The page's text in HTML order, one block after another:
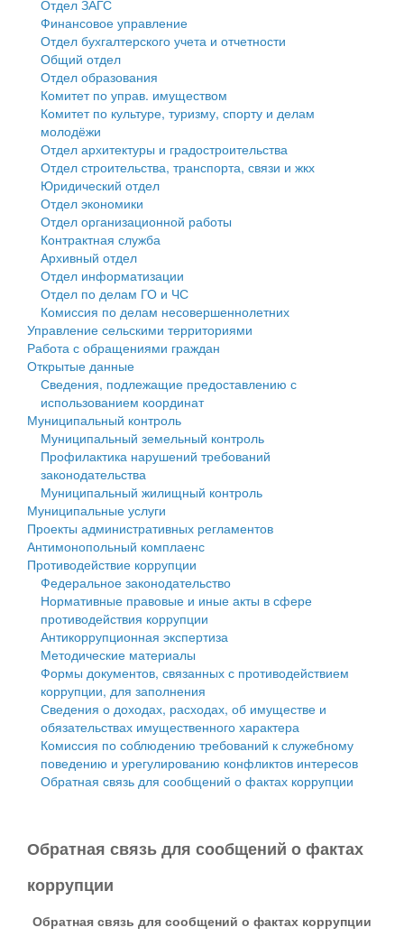
Государственные услуги
Промышленность и АПК
Экономика и бизнес
Символика
Устав
Гостям округа
Туризм
Культура
Образование
Здравоохранение
Социальная защита
Фотоальбом
муниципального округа Тверской области
Администрация Кашинского муниципального округа
Тверской области
Управление сельскими территориями
Открытые данные
Работа с обращениями граждан
Муниципальный контроль
Муниципальные услуги
Проекты административных регламентов
Антимонопольный комплаенс
Противодействие коррупции
Финансовое управление
Бюджет для граждан
Имущество
Выявление правообладателей ранее учтенных
объектов недвижимости
Имущественная поддержка субъектов малого и
среднего предпринимательства
Информационная поддержка субъектов малого и
среднего предпринимательства
Муниципальные программы
Контрольно-счетная палата
Персональные данные
Оценка регулирующего воздействия
Деятельность МУ
Нормативы градостроительного проектирования
Правила землепользования и застройки
Генеральные планы
Проекты планировки территории
Собрание депутатов
Городское поселение
Сельские поселения
Отдел ЗАГС
Финансовое управление
Отдел бухгалтерского учета и отчетности
Общий отдел
Отдел образования
Комитет по управ. имуществом
Комитет по культуре, туризму, спорту и делам
молодёжи
Отдел архитектуры и градостроительства
Отдел строительства, транспорта, связи и жкх
Юридический отдел
Отдел экономики
Отдел организационной работы
Контрактная служба
Архивный отдел
Отдел информатизации
Отдел по делам ГО и ЧС
Комиссия по делам несовершеннолетних
Управление сельскими территориями
Работа с обращениями граждан
Открытые данные
Сведения, подлежащие предоставлению с
использованием координат
Муниципальный контроль
Муниципальный земельный контроль
Профилактика нарушений требований
законодательства
Муниципальный жилищный контроль
Муниципальные услуги
Проекты административных регламентов
Антимонопольный комплаенс
Противодействие коррупции
Федеральное законодательство
Нормативные правовые и иные акты в сфере
противодействия коррупции
Антикоррупционная экспертиза
Методические материалы
Формы документов, связанных с противодействием
коррупции, для заполнения
Сведения о доходах, расходах, об имуществе и
обязательствах имущественного характера
Комиссия по соблюдению требований к служебному
поведению и урегулированию конфликтов интересов
Обратная связь для сообщений о фактах коррупции
Обратная связь для сообщений о фактах
коррупции
Обратная связь для сообщений о фактах коррупции